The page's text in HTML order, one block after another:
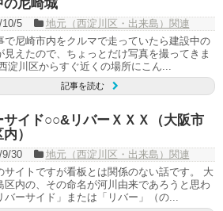
の尼崎城
10/5
地元（西淀川区・出来島）関連
で尼崎市内をクルマで走っていたら建設中の
見えたので、ちょっとだけ写真を撮ってきま
淀川区からすぐ近くの場所にこん...
記事を読む
サイド○○&リバーＸＸＸ（大阪市
）
9/30
地元（西淀川区・出来島）関連
サイトですが看板とは関係のない話です。 大
区内の、その命名が河川由来であろうと思わ
バーサイド」または「リバー」（の...